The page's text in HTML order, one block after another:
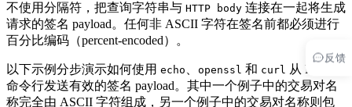
反馈
不使用分隔符，把查询字符串与 HTTP body 连接在一起将生成
请求的签名 payload。任何非 ASCII 字符在签名前都必须进行
百分比编码（percent-encoded）。
以下示例分步演示如何使用 echo openssl 和 curl 从 Linux
命令行发送有效的签名 payload。其中一个例子中的交易对名
称完全由 ASCII 字符组成，另一个例子中的交易对名称则包